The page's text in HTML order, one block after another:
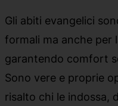
Gli abiti evangelici
formali ma anche per
garantendo comfort
Sono vere e proprie
risalto chi le indossa,